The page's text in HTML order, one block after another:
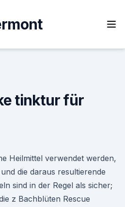
tinktur für
Heilmittel verwendet werden,
die daraus resultierende
sind in der Regel als sicher;
z Bachblüten Rescue